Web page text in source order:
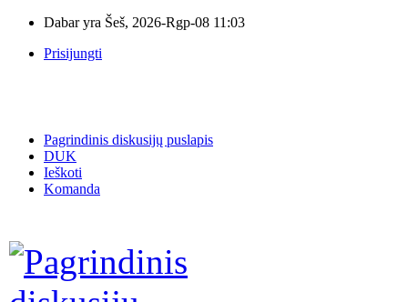
Dabar yra Šeš, 2026-Rgp-08 11:03
Prisijungti
Pagrindinis diskusijų puslapis
DUK
Ieškoti
Komanda